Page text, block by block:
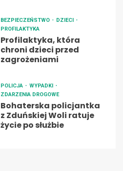
BEZPIECZEŃSTWO
DZIECI
PROFILAKTYKA
Profilaktyka, która
chroni dzieci przed
zagrożeniami
POLICJA
WYPADKI
ZDARZENIA DROGOWE
Bohaterska policjantka
z Zduńskiej Woli ratuje
życie po służbie